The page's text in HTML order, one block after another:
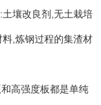
壤改良剂,无土栽培
,炼钢过程的集渣材
高强度板都是单纯